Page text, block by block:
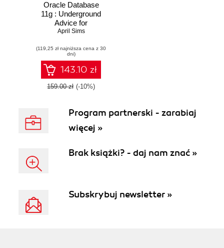
Oracle Database
11g : Underground
Advice for
Database
Beyond the basics
April Sims
(119,25 zł najniższa cena z 30
dni)
143.10 zł
159.00 zł (-10%)
Program partnerski - zarabiaj
więcej »
Brak książki? - daj nam znać »
Subskrybuj newsletter »